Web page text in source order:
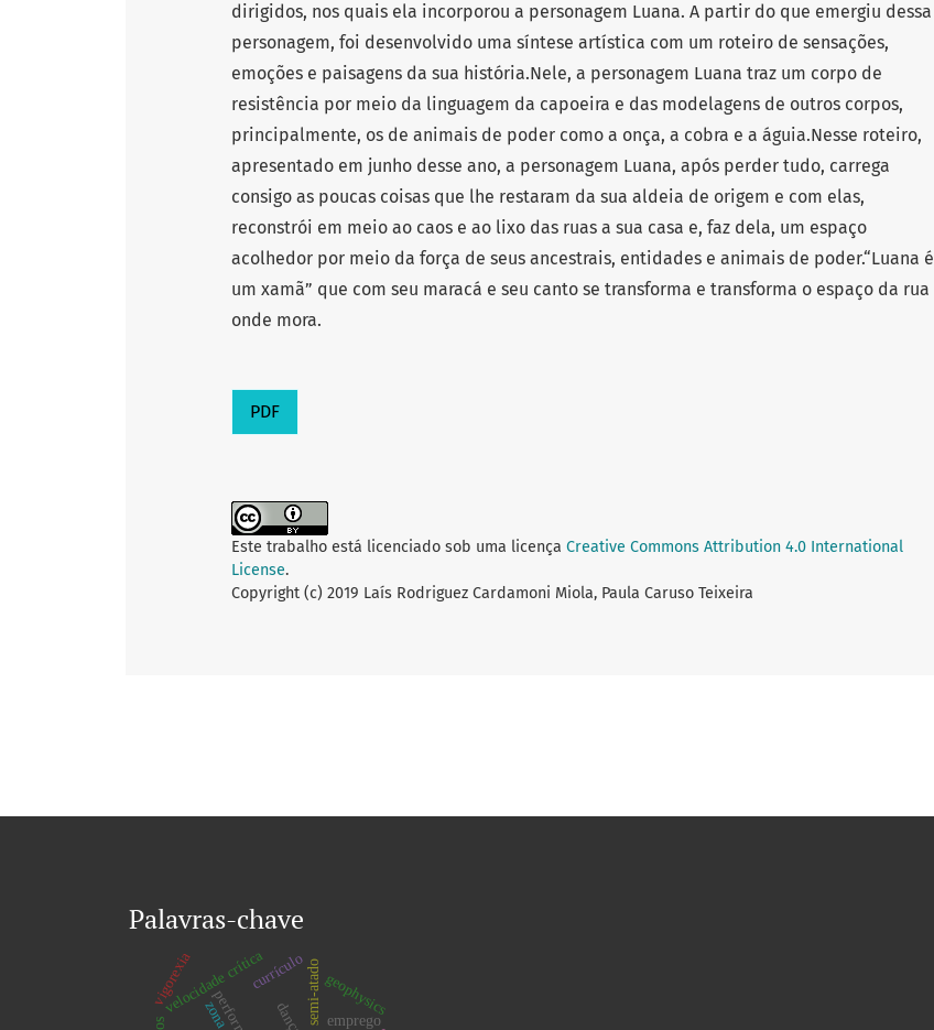
dirigidos, nos quais ela incorporou a personagem Luana. A partir do que emergiu dessa
personagem, foi desenvolvido uma síntese artística com um roteiro de sensações,
emoções e paisagens da sua história.Nele, a personagem Luana traz um corpo de
resistência por meio da linguagem da capoeira e das modelagens de outros corpos,
principalmente, os de animais de poder como a onça, a cobra e a águia.Nesse roteiro,
apresentado em junho desse ano, a personagem Luana, após perder tudo, carrega
consigo as poucas coisas que lhe restaram da sua aldeia de origem e com elas,
reconstrói em meio ao caos e ao lixo das ruas a sua casa e, faz dela, um espaço
acolhedor por meio da força de seus ancestrais, entidades e animais de poder.“Luana é
um xamã” que com seu maracá e seu canto se transforma e transforma o espaço da rua
onde mora.
PDF
Este trabalho está licenciado sob uma licença Creative Commons Attribution 4.0 International
License.
Copyright (c) 2019 Laís Rodriguez Cardamoni Miola, Paula Caruso Teixeira
Palavras-chave
dança nado semi-atado
velocidade crítica geophysics
currículo
emprego
vigorexia